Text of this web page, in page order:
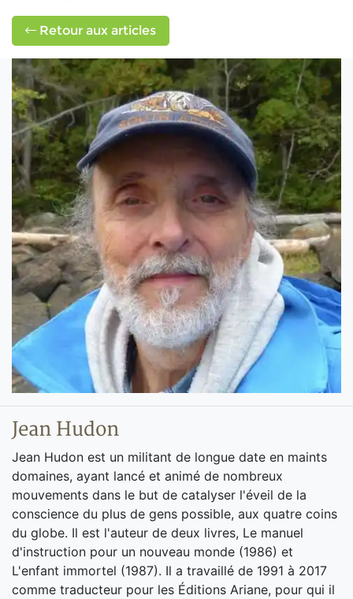
Retour aux articles
Jean Hudon
Jean Hudon est un militant de longue date en maints
domaines, ayant lancé et animé de nombreux
mouvements dans le but de catalyser l'éveil de la
conscience du plus de gens possible, aux quatre coins
du globe. Il est l'auteur de deux livres, Le manuel
d'instruction pour un nouveau monde (1986) et
L'enfant immortel (1987). Il a travaillé de 1991 à 2017
comme traducteur pour les Éditions Ariane, pour qui il